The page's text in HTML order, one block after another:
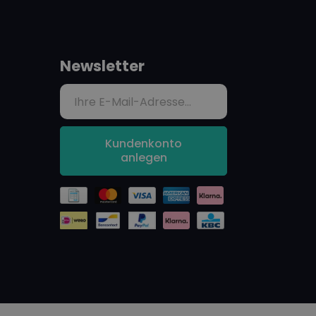
Newsletter
Kundenkonto
anlegen